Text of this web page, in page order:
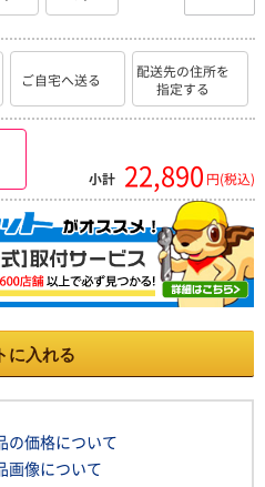
ご自宅へ送る
配送先の住所を
指定する
小計 22,890 円(税込)
に入れる
の価格について
画像について